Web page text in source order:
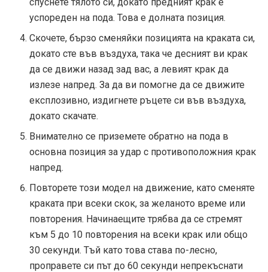
успореден на пода. Това е долната позиция.
Скочете, бързо сменяйки позицията на краката си,
докато сте във въздуха, така че десният ви крак
да се движи назад зад вас, а левият крак да
излезе напред. За да ви помогне да се движите
експлозивно, издигнете ръцете си във въздуха,
докато скачате.
Внимателно се приземете обратно на пода в
основна позиция за удар с противоположния крак
напред.
Повторете този модел на движение, като сменяте
краката при всеки скок, за желаното време или
повторения. Начинаещите трябва да се стремят
към 5 до 10 повторения на всеки крак или общо
30 секунди. Тъй като това става по-лесно,
проправете си път до 60 секунди непрекъснати